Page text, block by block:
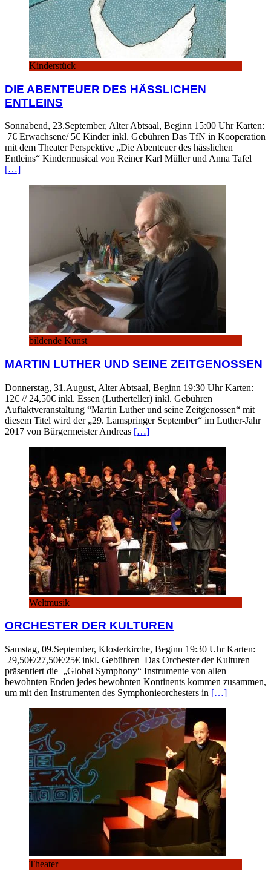
Kinderstück
DIE ABENTEUER DES HÄSSLICHEN
ENTLEINS
Sonnabend, 23.September, Alter Abtsaal, Beginn 15:00 Uhr Karten:
7€ Erwachsene/ 5€ Kinder inkl. Gebühren Das TfN in Kooperation
mit dem Theater Perspektive „Die Abenteuer des hässlichen
Entleins“ Kindermusical von Reiner Karl Müller und Anna Tafel
[…]
bildende Kunst
MARTIN LUTHER UND SEINE ZEITGENOSSEN
Donnerstag, 31.August, Alter Abtsaal, Beginn 19:30 Uhr Karten:
12€ // 24,50€ inkl. Essen (Lutherteller) inkl. Gebühren
Auftaktveranstaltung “Martin Luther und seine Zeitgenossen“ mit
diesem Titel wird der „29. Lamspringer September“ im Luther-Jahr
2017 von Bürgermeister Andreas […]
Weltmusik
ORCHESTER DER KULTUREN
Samstag, 09.September, Klosterkirche, Beginn 19:30 Uhr Karten:
29,50€/27,50€/25€ inkl. Gebühren Das Orchester der Kulturen
präsentiert die „Global Symphony“ Instrumente von allen
bewohnten Enden jedes bewohnten Kontinents kommen zusammen,
um mit den Instrumenten des Symphonieorchesters in […]
Theater